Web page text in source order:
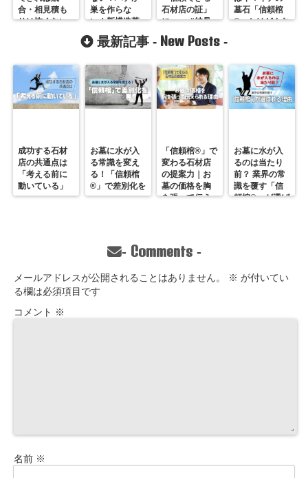
合・相見積も
りは怖くない
巣を作らな
い！新構造墓
石【石幸・奈
良県】
石材店の証」
に──。“納骨
室に水が入ら
ないお墓”「信
会社第一石材
（本社：兵庫
県神戸市)/代表
取締役・能島
墓石「信頼棺
®」とはどんな
最新記事 - New Posts -
成功する石材
店の共通点は
「考える前に
動いている」
お墓に水が入
る常識を変え
る！「信頼棺
®」で差別化を
「信頼棺®」で
変わる石材店
の提案力｜お
墓の価格を胸
を張って伝え
お墓に水が入
るのは当たり
前？ 業界の常
識を覆す「信
頼棺®」が選ば
- Comments-
メールアドレスが公開されることはありません。 ※ が付いてい
る欄は必須項目です
コメント ※
名前 ※